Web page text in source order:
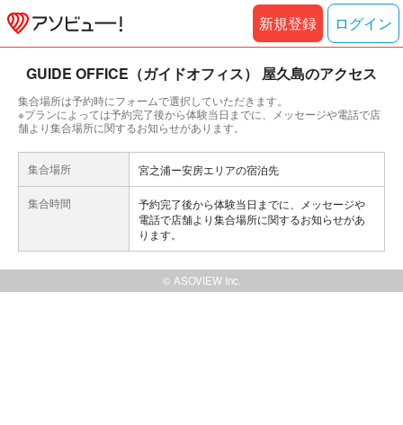
新規登録 ログイン
GUIDE OFFICE（ガイドオフィス） 屋久島のアクセス
集合場所は予約時にフォームで選択していただきます。
※プランによっては予約完了後から体験当日までに、メッセージや電話で店
舗より集合場所に関するお知らせがあります。
集合場所 宮之浦ー安房エリアの宿泊先
集合時間
予約完了後から体験当日までに、メッセージや
電話で店舗より集合場所に関するお知らせがあ
ります。
© ASOVIEW Inc.